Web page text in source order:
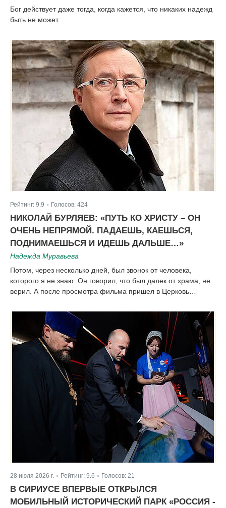
Бог действует даже тогда, когда кажется, что никаких надежд
быть не может.
Рейтинг: 9.9 Голосов: 424
НИКОЛАЙ БУРЛЯЕВ: «ПУТЬ КО ХРИСТУ – ОН
ОЧЕНЬ НЕПРЯМОЙ. ПАДАЕШЬ, КАЕШЬСЯ,
ПОДНИМАЕШЬСЯ И ИДЕШЬ ДАЛЬШЕ…»
Надежда Муравьева
Потом, через несколько дней, был звонок от человека,
которого я не знаю. Он говорил, что был далек от храма, не
верил. А после просмотра фильма пришел в Церковь…
28 июля 2026 г. | Рейтинг: 9.6 Голосов: 21
В СИРИУСЕ ВПЕРВЫЕ ОТКРЫЛСЯ
МОБИЛЬНЫЙ ИСТОРИЧЕСКИЙ ПАРК «РОССИЯ -